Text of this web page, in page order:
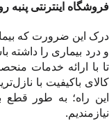
فروشگاه اینترنتی پنبه
درک این ضرورت که
و درد بیماری را داشته
تا با ارائه خدمات
کالای باکیفیت با
این راه؛ به طور قطع
نیازمندیم.